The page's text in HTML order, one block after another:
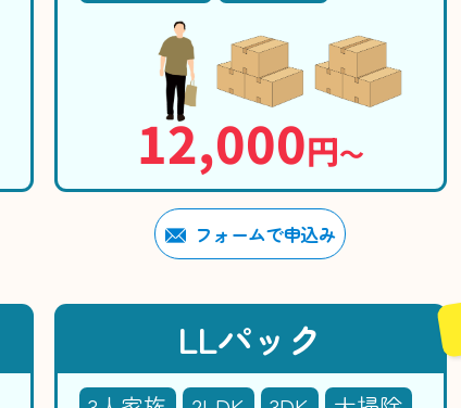
12,000円〜
フォームで申込み
LLパック